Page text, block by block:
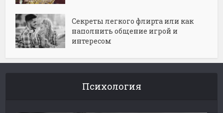
Секреты легкого флирта или как
наполнить общение игрой и
интересом
Психология